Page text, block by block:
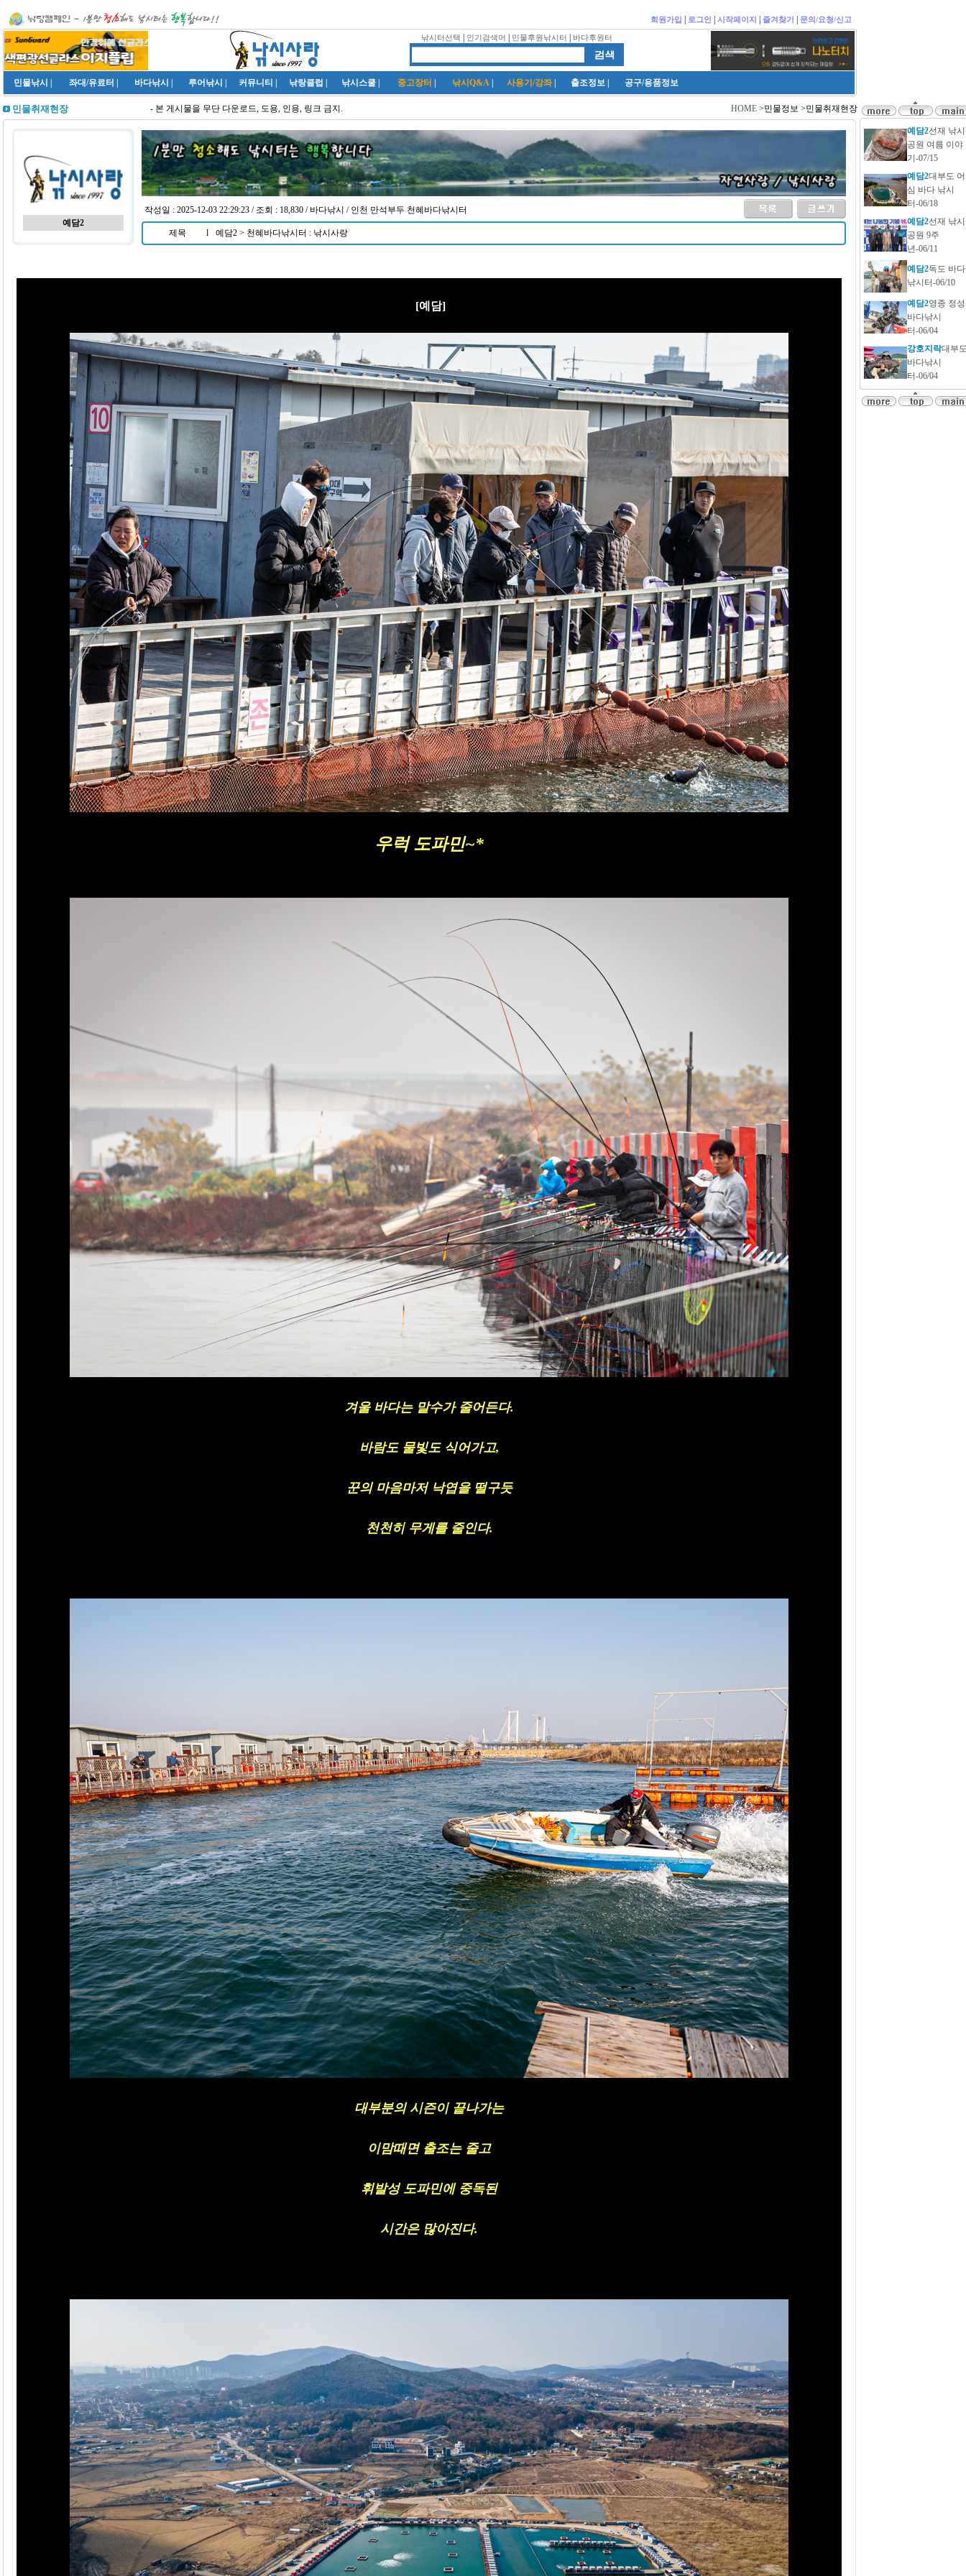
회원가입 로그인 시작페이지 즐겨찾기 문의/요청/신고
낚시터선택 인기검색어 민물후원낚시터 바다후원터
민물낚시 좌대/유료터 바다낚시 루어낚시 커뮤니티 낚랑클럽 낚시스쿨 중고장터 낚시Q&A 사용기/강좌 출조정보 공구/용품정보
민물취재현장 - 본 게시물을 무단 다운로드, 도용, 인용, 링크 금지. HOME >민물정보 >민물취재현장
예담2
작성일 : 2025-12-03 22:29:23 / 조회 : 18,830 / 바다낚시 / 인천 만석부두 천혜바다낚시터
제목 l 예담2 > 천혜바다낚시터 : 낚시사랑
[예담]
우럭 도파민~*
겨울 바다는 말수가 줄어든다.
바람도 물빛도 식어가고,
꾼의 마음마저 낙엽을 떨구듯
천천히 무게를 줄인다.
대부분의 시즌이 끝나가는
이맘때면 출조는 줄고
휘발성 도파민에 중독된
시간은 많아진다.
예담2선재 낚시
공원 여름 이야
기-07/15
예담2대부도 어
심 바다 낚시
터-06/18
예담2선재 낚시
공원 9주
년-06/11
예담2독도 바다
낚시터-06/10
예담2영종 정성
바다낚시
터-06/04
강호지락대부
바다낚시
터-06/04